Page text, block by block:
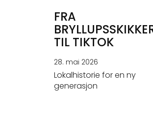
FRA
TIL TIKTOK
28. mai 2026
Lokalhistorie for en ny
generasjon